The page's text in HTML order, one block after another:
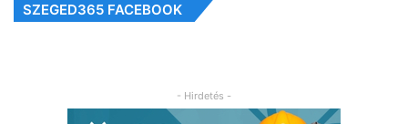
SZEGED365 FACEBOOK
- Hirdetés -